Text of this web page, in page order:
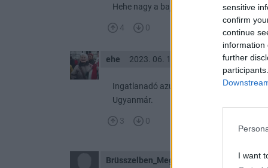
sensitive
confirm
continue
information
further
I want
Hehe nagy a baj de még így is tömik a
4 0
ehe 2023. 06. 18. 12:34
Ingatlanadó azután, hogy épp az
Ugyanmár.
3 0
Brüsszelben_Megbukott 2023. 06. 18.